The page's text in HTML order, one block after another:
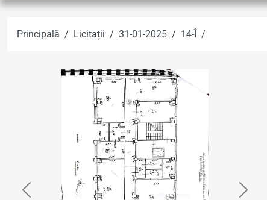
Principală Licitații 31-01-2025 14-Î
Previous Next